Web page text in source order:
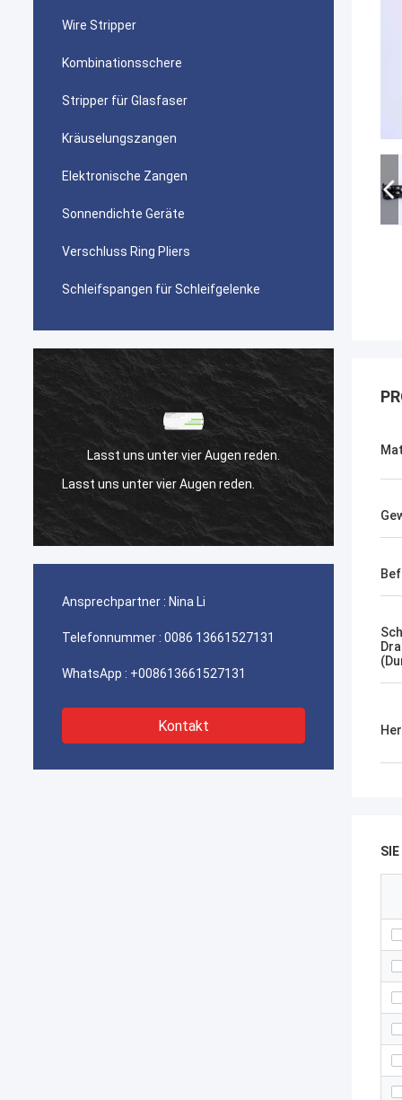
Wire Stripper
Kombinationsschere
Stripper für Glasfaser
Kräuselungszangen
Elektronische Zangen
Sonnendichte Geräte
Verschluss Ring Pliers
Schleifspangen für Schleifgelenke
Lasst uns unter vier Augen reden.
Lasst uns unter vier Augen reden.
Lasst
Ansprechpartner : Nina Li
Telefonnummer : 0086 13661527131
WhatsApp : +008613661527131
Kontakt